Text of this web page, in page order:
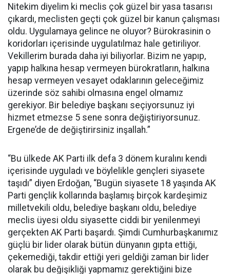
Nitekim diyelim ki meclis çok güzel bir yasa tasarısı
çıkardı, meclisten geçti çok güzel bir kanun çalışması
oldu. Uygulamaya gelince ne oluyor? Bürokrasinin o
koridorları içerisinde uygulatılmaz hale getiriliyor.
Vekillerim burada daha iyi biliyorlar. Bizim ne yapıp,
yapıp halkına hesap vermeyen bürokratların, halkına
hesap vermeyen vesayet odaklarının geleceğimiz
üzerinde söz sahibi olmasına engel olmamız
gerekiyor. Bir belediye başkanı seçiyorsunuz iyi
hizmet etmezse 5 sene sonra değiştiriyorsunuz.
Ergene’de de değiştirirsiniz inşallah.”
“Bu ülkede AK Parti ilk defa 3 dönem kuralını kendi
içerisinde uyguladı ve böylelikle gençleri siyasete
taşıdı” diyen Erdoğan, “Bugün siyasete 18 yaşında AK
Parti gençlik kollarında başlamış birçok kardeşimiz
milletvekili oldu, belediye başkanı oldu, belediye
meclis üyesi oldu siyasette ciddi bir yenilenmeyi
gerçekten AK Parti başardı. Şimdi Cumhurbaşkanımız
güçlü bir lider olarak bütün dünyanın gıpta ettiği,
çekemediği, takdir ettiği yeri geldiği zaman bir lider
olarak bu değişikliği yapmamız gerektiğini bize